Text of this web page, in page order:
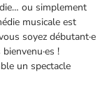
ou simplement
musicale est
soyez débutant·e
!
un spectacle